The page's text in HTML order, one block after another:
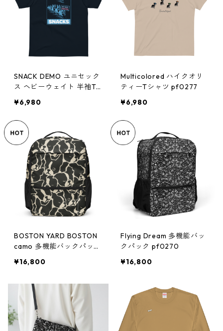
SNACK DEMO ユニセック
ス ヘビーウェイト 半袖T
¥6,980
Multicolored ハイクオリ
ティーTシャツ pf0277
¥6,980
BOSTON YARD BOSTON
camo 多機能バックパック
¥16,800
Flying Dream 多機能バッ
クパック pf0270
¥16,800